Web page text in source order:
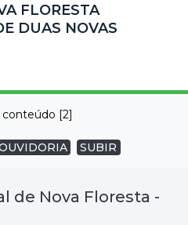
FLORESTA
DUAS NOVAS
conteúdo [2]
SUBIR
de Nova Floresta -